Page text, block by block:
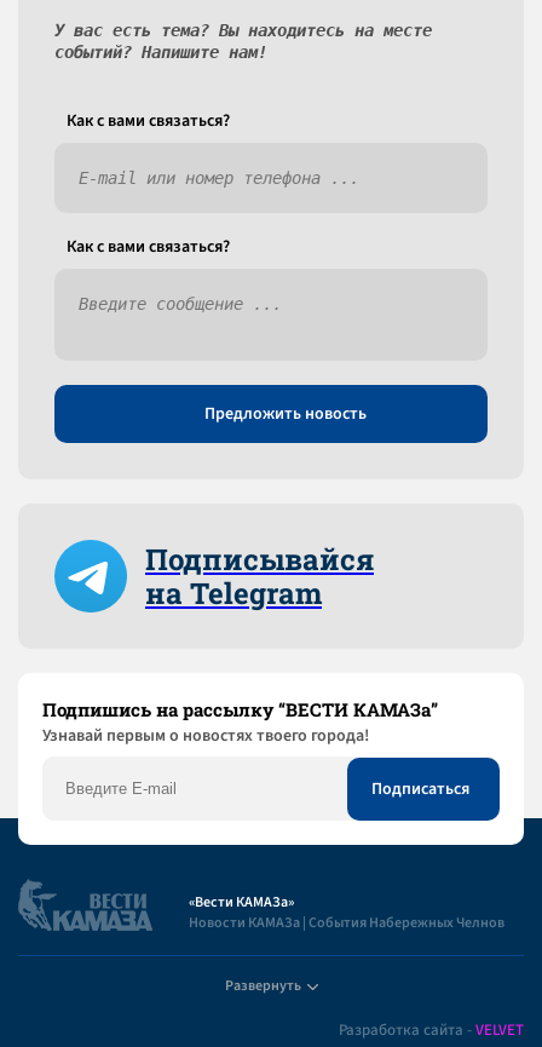
У вас есть тема? Вы находитесь на месте
событий? Напишите нам!
Как c вами связаться?
Как c вами связаться?
Предложить новость
Подписывайся
на Telegram
Подпишись на рассылку “ВЕСТИ КАМАЗа”
Узнaвай первым о новостях твоего города!
«Вести КАМАЗа»
Новости КАМАЗа | События Набережных Челнов
Развернуть
Разработка сайта -VELVET